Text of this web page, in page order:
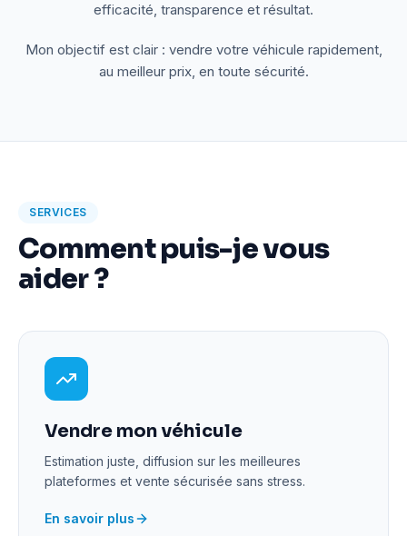
efficacité, transparence et résultat.
Mon objectif est clair : vendre votre véhicule rapidement,
au meilleur prix, en toute sécurité.
SERVICES
Comment puis-je vous
aider ?
Vendre mon véhicule
Estimation juste, diffusion sur les meilleures
plateformes et vente sécurisée sans stress.
En savoir plus